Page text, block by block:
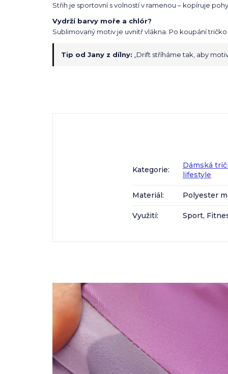
Střih je sportovní s volností v ramenou – kopíruje
Vydrží barvy moře a chlór?
Sublimovaný motiv je uvnitř vlákna. Po koupání
Tip od Jany z dílny: „Drift stříháme tak, aby
Kategorie:
Dámská
lifestyle
Materiál: Polyester
Využití: Sport,